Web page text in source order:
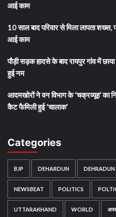
आई काम
10 साल बाद परिवार से मिला लापता
आई काम
पौड़ी सड़क हादसे के बाद रायपुर गांव में
हुई नम
आदमखोरों ने वन विभाग के ‘चक्रव्यूह’ का
कैट फैमिली हुई ‘चालाक’
Categories
BJP DEHARDUN DEHRADUN
NEWSBEAT POLITICS
UTTARAKHAND WORLD